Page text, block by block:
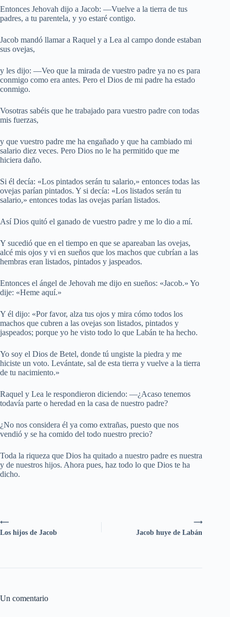
Entonces Jehovah dijo a Jacob: —Vuelve a la tierra de tus
padres, a tu parentela, y yo estaré contigo.
Jacob mandó llamar a Raquel y a Lea al campo donde estaban
sus ovejas,
y les dijo: —Veo que la mirada de vuestro padre ya no es para
conmigo como era antes. Pero el Dios de mi padre ha estado
conmigo.
Vosotras sabéis que he trabajado para vuestro padre con todas
mis fuerzas,
y que vuestro padre me ha engañado y que ha cambiado mi
salario diez veces. Pero Dios no le ha permitido que me
hiciera daño.
Si él decía: «Los pintados serán tu salario,» entonces todas las
ovejas parían pintados. Y si decía: «Los listados serán tu
salario,» entonces todas las ovejas parían listados.
Así Dios quitó el ganado de vuestro padre y me lo dio a mí.
Y sucedió que en el tiempo en que se apareaban las ovejas,
alcé mis ojos y vi en sueños que los machos que cubrían a las
hembras eran listados, pintados y jaspeados.
Entonces el ángel de Jehovah me dijo en sueños: «Jacob.» Yo
dije: «Heme aquí.»
Y él dijo: «Por favor, alza tus ojos y mira cómo todos los
machos que cubren a las ovejas son listados, pintados y
jaspeados; porque yo he visto todo lo que Labán te ha hecho.
Yo soy el Dios de Betel, donde tú ungiste la piedra y me
hiciste un voto. Levántate, sal de esta tierra y vuelve a la tierra
de tu nacimiento.»
Raquel y Lea le respondieron diciendo: —¿Acaso tenemos
todavía parte o heredad en la casa de nuestro padre?
¿No nos considera él ya como extrañas, puesto que nos
vendió y se ha comido del todo nuestro precio?
Toda la riqueza que Dios ha quitado a nuestro padre es nuestra
y de nuestros hijos. Ahora pues, haz todo lo que Dios te ha
dicho.
⟶
Jacob huye de Labán
⟵
Los hijos de Jacob
Un comentario